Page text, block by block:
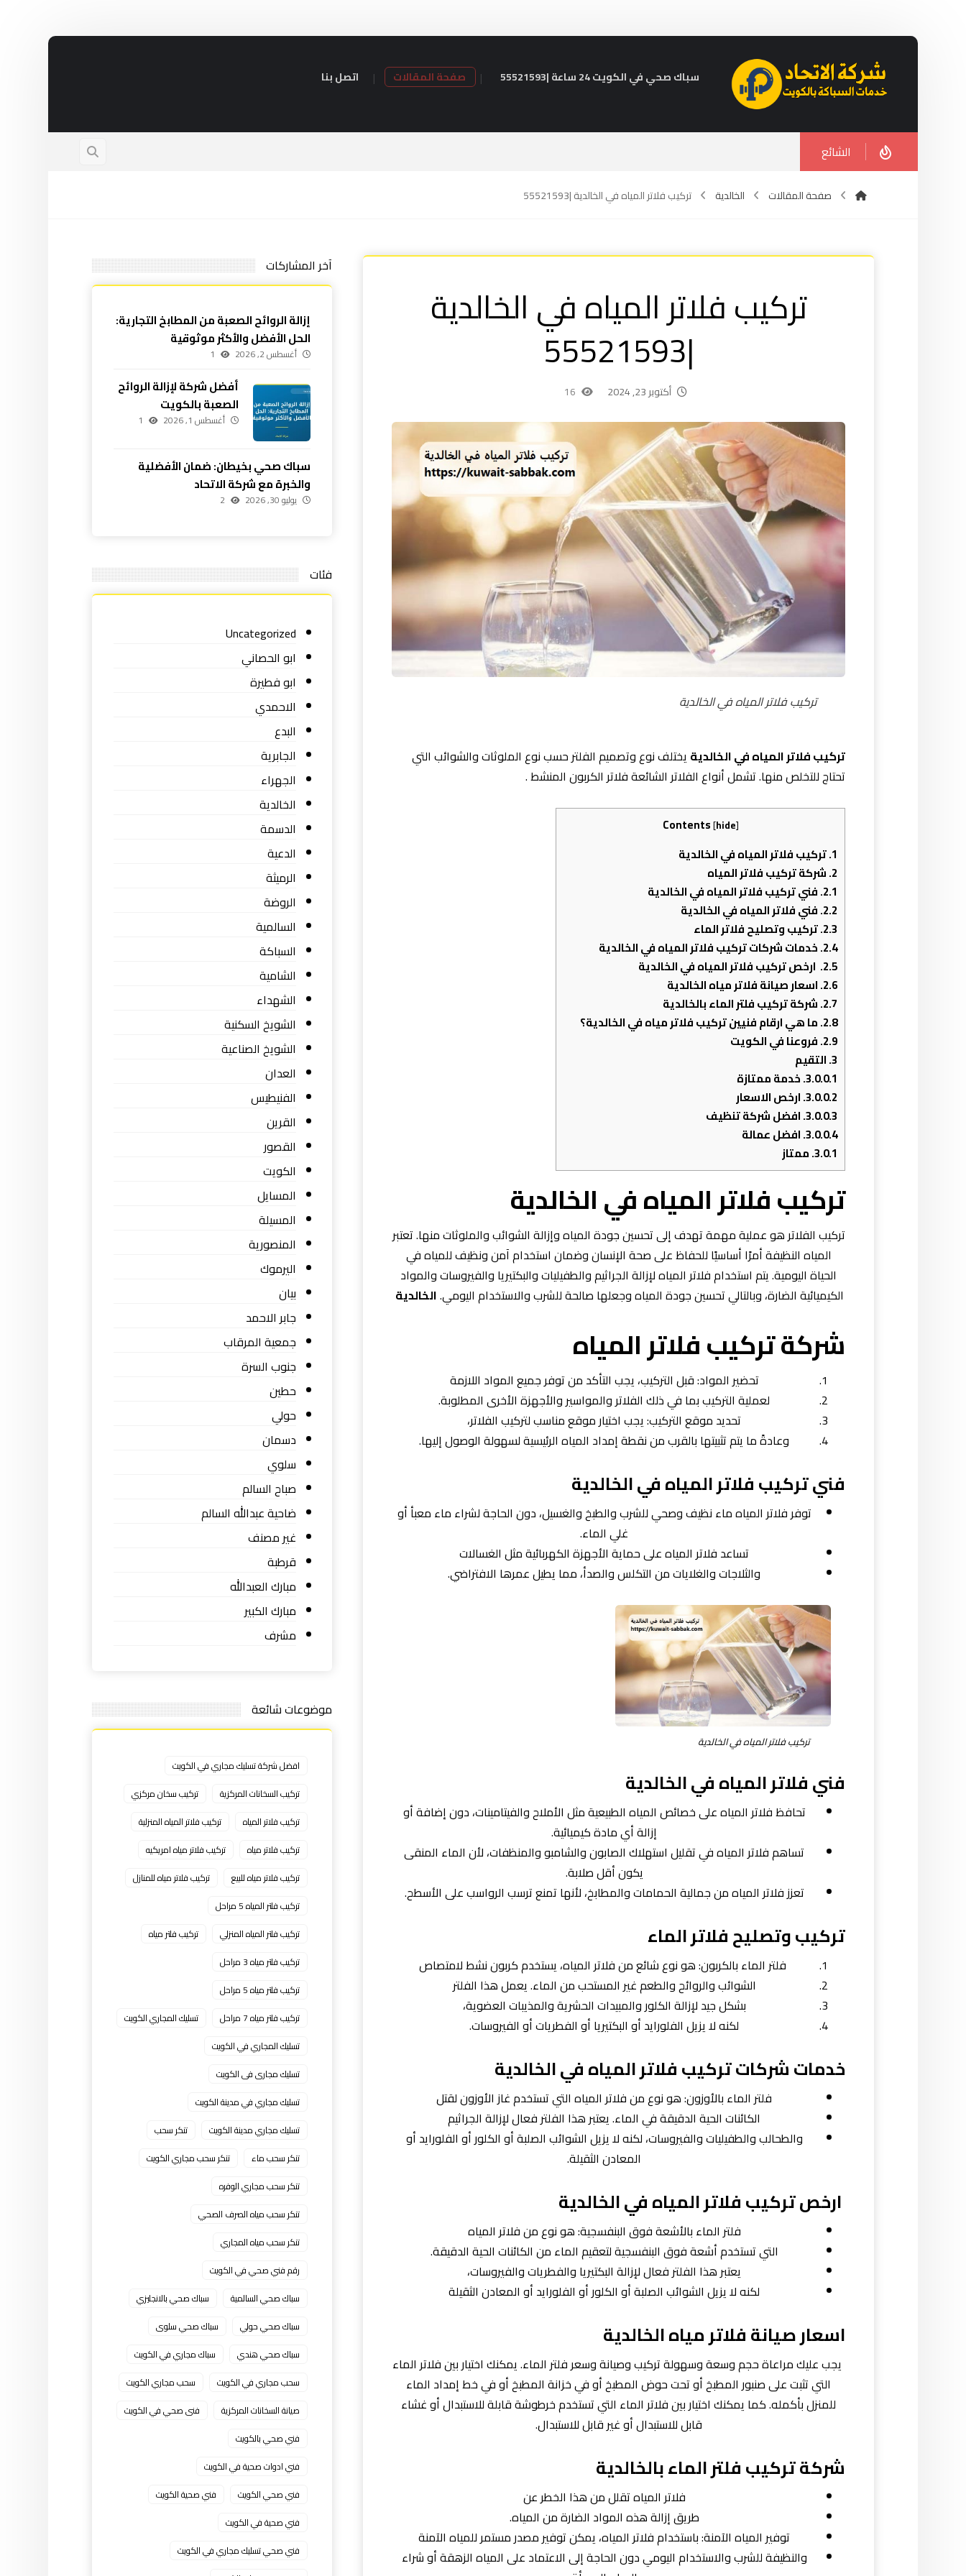
سباك صحي في الكويت 24 ساعة |55521593 صفحة المقالات اتصل بنا
الشائع
صفحة المقالات الخالدية تركيب فلاتر المياه في الخالدية |55521593
تركيب فلاتر المياه في الخالدية
|55521593
أكتوبر 23, 2024 16
تركيب فلاتر المياه في الخالدية
تركيب فلاتر المياه في الخالدية يختلف نوع وتصميم الفلتر حسب نوع الملوثات والشوائب التي
تحتاج للتخلص منها. تشمل أنواع الفلاتر الشائعة فلاتر الكربون المنشط .
Contents[hide]
1. تركيب فلاتر المياه في الخالدية
2. شركة تركيب فلاتر المياه
2.1. فني تركيب فلاتر المياه في الخالدية
2.2. فني فلاتر المياه في الخالدية
2.3. تركيب وتصليح فلاتر الماء
2.4. خدمات شركات تركيب فلاتر المياه في الخالدية
2.5. ارخص تركيب فلاتر المياه في الخالدية
2.6. اسعار صيانة فلاتر مياه الخالدية
2.7. شركة تركيب فلتر الماء بالخالدية
2.8. ما هي ارقام فنيين تركيب فلاتر مياه في الخالدية؟
2.9. فروعنا في الكويت
3. التقيم
3.0.0.1. خدمة ممتازة
3.0.0.2. ارخص الاسعار
3.0.0.3. افضل شركة تنظيف
3.0.0.4. افضل عمالة
3.0.1. ممتاز
تركيب فلاتر المياه في الخالدية
تركيب الفلاتر هو عملية مهمة تهدف إلى تحسين جودة المياه وإزالة الشوائب والملوثات منها. تعتبر
المياه النظيفة أمرًا أساسيًا للحفاظ على صحة الإنسان وضمان استخدام آمن ونظيف للمياه في
الحياة اليومية. يتم استخدام فلاتر المياه لإزالة الجراثيم والطفيليات والبكتيريا والفيروسات والمواد
الكيميائية الضارة، وبالتالي تحسين جودة المياه وجعلها صالحة للشرب والاستخدام اليومي.الخالدية
شركة تركيب فلاتر المياه
تحضير المواد: قبل التركيب، يجب التأكد من توفر جميع المواد اللازمة
لعملية التركيب بما في ذلك الفلاتر والمواسير والأجهزة الأخرى المطلوبة.
تحديد موقع التركيب: يجب اختيار موقع مناسب لتركيب الفلاتر،
وعادةً ما يتم تثبيتها بالقرب من نقطة إمداد المياه الرئيسية لسهولة الوصول إليها.
فني تركيب فلاتر المياه في الخالدية
توفر فلاتر المياه ماء نظيف وصحي للشرب والطبخ والغسيل، دون الحاجة لشراء ماء معبأ أو
غلي الماء.
تساعد فلاتر المياه على حماية الأجهزة الكهربائية مثل الغسالات
والثلاجات والغلايات من التكلس والصدأ، مما يطيل عمرها الافتراضي.
تركيب فلاتر المياه في الخالدية
فني فلاتر المياه في الخالدية
تحافظ فلاتر المياه على خصائص المياه الطبيعية مثل الأملاح والفيتامينات، دون إضافة أو
إزالة أي مادة كيميائية.
تساهم فلاتر المياه في تقليل استهلاك الصابون والشامبو والمنظفات، لأن الماء المنقى
يكون أقل صلابة.
تعزز فلاتر المياه من جمالية الحمامات والمطابخ، لأنها تمنع ترسب الرواسب على الأسطح.
تركيب وتصليح فلاتر الماء
فلتر الماء بالكربون: هو نوع شائع من فلاتر المياه، يستخدم كربون نشط لامتصاص
الشوائب والروائح والطعم غير المستحب من الماء. يعمل هذا الفلتر
بشكل جيد لإزالة الكلور والمبيدات الحشرية والمذيبات العضوية،
لكنه لا يزيل الفلورايد أو البكتيريا أو الفطريات أو الفيروسات.
خدمات شركات تركيب فلاتر المياه في الخالدية
فلتر الماء بالأوزون: هو نوع من فلاتر المياه التي تستخدم غاز الأوزون لقتل
الكائنات الحية الدقيقة في الماء. يعتبر هذا الفلتر فعال لإزالة الجراثيم
والطحالب والطفيليات والفيروسات، لكنه لا يزيل الشوائب الصلبة أو الكلور أو الفلورايد أو
المعادن الثقيلة.
ارخص تركيب فلاتر المياه في الخالدية
فلتر الماء بالأشعة فوق البنفسجية: هو نوع من فلاتر المياه
التي تستخدم أشعة فوق البنفسجية لتعقيم الماء من الكائنات الحية الدقيقة.
يعتبر هذا الفلتر فعال لإزالة البكتيريا والفطريات والفيروسات،
لكنه لا يزيل الشوائب الصلبة أو الكلور أو الفلورايد أو المعادن الثقيلة
اسعار صيانة فلاتر مياه الخالدية
يجب عليك مراعاة حجم وسعة وسهولة تركيب وصيانة وسعر فلتر الماء. يمكنك اختيار بين فلاتر الماء
التي تثبت على صنبور المطبخ أو تحت حوض المطبخ أو في خزانة المطبخ أو في خط إمداد الماء
للمنزل بأكمله. كما يمكنك اختيار بين فلاتر الماء التي تستخدم خرطوشة قابلة للاستبدال أو غشاء
قابل للاستبدال أو غير قابل للاستبدال.
شركة تركيب فلتر الماء بالخالدية
فلاتر المياه تقلل من هذا الخطر عن
طريق إزالة هذه المواد الضارة من المياه.
توفير المياه الآمنة: باستخدام فلاتر المياه، يمكن توفير مصدر مستمر للمياه الآمنة
والنظيفة للشرب والاستخدام اليومي دون الحاجة إلى الاعتماد على المياه الزهقة أو شراء
آخر المشاركات
إزالة الروائح الصعبة من المطابخ التجارية:
الحل الأفضل والأكثر موثوقية
أغسطس 2, 2026 1
أفضل شركة لإزالة الروائح
الصعبة بالكويت
أغسطس 1, 2026 1
سباك صحي بخيطان: ضمان الأفضلية
والخبرة مع شركة الاتحاد
يوليو 30, 2026 2
فئات
Uncategorized
ابو الحصاني
ابو فطيرة
الاحمدي
البدع
الجابرية
الجهراء
الخالدية
الدسمة
الدعية
الرميثة
الروضة
السالمية
السباكة
الشامية
الشهداء
الشويخ السكنية
الشويخ الصناعية
العدان
الفنيطيس
القرين
القصور
الكويت
المسايل
المسيلة
المنصورية
اليرموك
بيان
جابر الاحمد
جمعية المرقاب
جنوب السرة
حطين
حولي
دسمان
سلوي
صباح السالم
ضاحية عبدالله السالم
غير مصنف
قرطبة
مبارك العبدالله
مبارك الكبير
مشرف
موضوعات شائعة
افضل شركة تسليك مجاري في الكويت
تركيب السخانات المركزية
تركيب سخان مركزي
تركيب فلاتر المياه
تركيب فلاتر المياه المنزلية
تركيب فلاتر مياه
تركيب فلاتر مياه امريكيه
تركيب فلاتر مياه للبيع
تركيب فلاتر مياه للمنازل
تركيب فلتر المياه 5 مراحل
تركيب فلتر المياه المنزلي
تركيب فلتر مياه
تركيب فلتر مياه 3 مراحل
تركيب فلتر مياه 5 مراحل
تركيب فلتر مياه 7 مراحل
تسليك المجاري الكويت
تسليك المجاري في الكويت
تسليك مجارى فى الكويت
تسليك مجاري في مدينة الكويت
تسليك مجاري مدينة الكويت
تنكر سحب
تنكر سحب ماء
تنكر سحب مجاري الكويت
تنكر سحب مجاري الوفره
تنكر سحب مياه الصرف الصحي
تنكر سحب مياه المجاري
رقم فني صحي في الكويت
سباك صحي السالمية
سباك صحي بالانجليزي
سباك صحي حولي
سباك صحي سلوى
سباك صحي هندي
سباك مجاري في الكويت
سحب مجاري في الكويت
سحب مجاري الكويت
صيانة السخانات المركزية
فنى صحي في الكويت
فني صحي بالكويت
فني ادوات صحية في الكويت
فني صحي الكويت
فني صحية الكويت
فني صحية في الكويت
فني صحي تسليك مجاري في الكويت